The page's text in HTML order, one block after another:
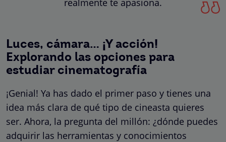
Luces, cámara… ¡Y acción!
Explorando las opciones para
estudiar cinematografía
¡Genial! Ya has dado el primer paso y tienes una
idea más clara de qué tipo de cineasta quieres
ser. Ahora, la pregunta del millón: ¿dónde puedes
adquirir las herramientas y conocimientos